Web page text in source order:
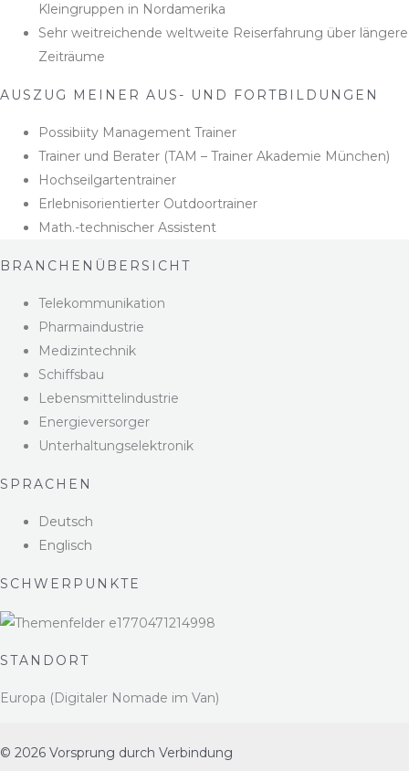
Kleingruppen in Nordamerika
Sehr weitreichende weltweite Reiserfahrung über längere
Zeiträume
AUSZUG MEINER AUS- UND FORTBILDUNGEN
Possibiity Management Trainer
Trainer und Berater (TAM – Trainer Akademie München)
Hochseilgartentrainer
Erlebnisorientierter Outdoortrainer
Math.-technischer Assistent
BRANCHENÜBERSICHT
Telekommunikation
Pharmaindustrie
Medizintechnik
Schiffsbau
Lebensmittelindustrie
Energieversorger
Unterhaltungselektronik
SPRACHEN
Deutsch
Englisch
SCHWERPUNKTE
STANDORT
Europa (Digitaler Nomade im Van)
© 2026 Vorsprung durch Verbindung